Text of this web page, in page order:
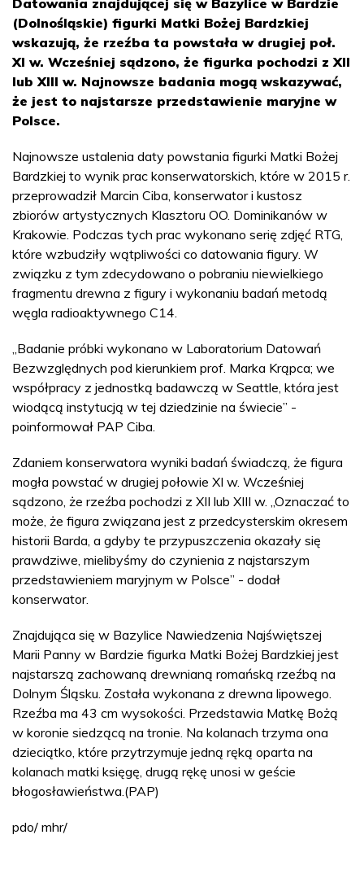
(Dolnośląskie) figurki Matki Bożej Bardzkiej
wskazują, że rzeźba ta powstała w drugiej poł.
XI w. Wcześniej sądzono, że figurka pochodzi z XII
lub XIII w. Najnowsze badania mogą wskazywać,
że jest to najstarsze przedstawienie maryjne w
Polsce.
Najnowsze ustalenia daty powstania figurki Matki Bożej
Bardzkiej to wynik prac konserwatorskich, które w 2015 r.
przeprowadził Marcin Ciba, konserwator i kustosz
zbiorów artystycznych Klasztoru OO. Dominikanów w
Krakowie. Podczas tych prac wykonano serię zdjęć RTG,
które wzbudziły wątpliwości co datowania figury. W
związku z tym zdecydowano o pobraniu niewielkiego
fragmentu drewna z figury i wykonaniu badań metodą
węgla radioaktywnego C14.
„Badanie próbki wykonano w Laboratorium Datowań
Bezwzględnych pod kierunkiem prof. Marka Krąpca; we
współpracy z jednostką badawczą w Seattle, która jest
wiodącą instytucją w tej dziedzinie na świecie” -
poinformował PAP Ciba.
Zdaniem konserwatora wyniki badań świadczą, że figura
mogła powstać w drugiej połowie XI w. Wcześniej
sądzono, że rzeźba pochodzi z XII lub XIII w. „Oznaczać to
może, że figura związana jest z przedcysterskim okresem
historii Barda, a gdyby te przypuszczenia okazały się
prawdziwe, mielibyśmy do czynienia z najstarszym
przedstawieniem maryjnym w Polsce” - dodał
konserwator.
Znajdująca się w Bazylice Nawiedzenia Najświętszej
Marii Panny w Bardzie figurka Matki Bożej Bardzkiej jest
najstarszą zachowaną drewnianą romańską rzeźbą na
Dolnym Śląsku. Została wykonana z drewna lipowego.
Rzeźba ma 43 cm wysokości. Przedstawia Matkę Bożą
w koronie siedzącą na tronie. Na kolanach trzyma ona
dzieciątko, które przytrzymuje jedną ręką oparta na
kolanach matki księgę, drugą rękę unosi w geście
błogosławieństwa.(PAP)
pdo/ mhr/